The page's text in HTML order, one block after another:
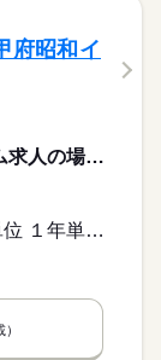
府昭和イ
260,000円〜260,000円 ※フルタイム求人の場合は月額（換算額）、パート求人の場合は時間額を表示しています。
変形労働時間制 変形労働時間制の単位 １年単位 就業時間１ 9時30分〜18時30分 就業時間に関する特記事項 月平均労働時間１６３．３時間